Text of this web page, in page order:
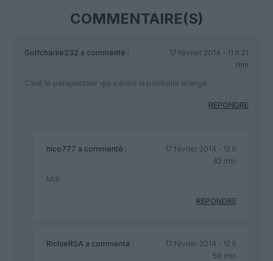
COMMENTAIRE(S)
Golfcharlie232 a commenté :
17 février 2014 - 11 h 21
min
C’est le parapenteur qui a évité la poubelle orange.
RÉPONDRE
nico777 a commenté :
17 février 2014 - 12 h
42 min
Mdr
RÉPONDRE
RichieRSA a commenté :
17 février 2014 - 12 h
58 min